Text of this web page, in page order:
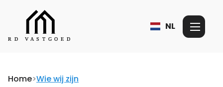
NL
Home>Wie wij zijn